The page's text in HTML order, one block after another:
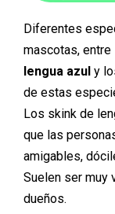
Diferentes
mascotas,
lengua azul y
de estas
Los skink de
que las
amigables,
Suelen ser muy
dueños.